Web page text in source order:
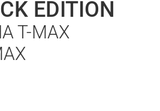
EDITION
T-MAX